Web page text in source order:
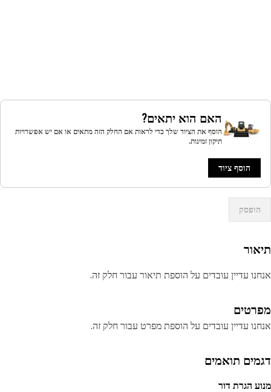
האם הוא יתאים?
הוסף את הציוד שלך כדי לראות אם החלק הזה מתאים או אם יש אפשרויות
תיקון זמינות.
הוסף ציוד
הופסק
עדיין עובדים על הוספת תיאור עבור חלק זה.
עדיין עובדים על הוספת מפרט עבור חלק זה.
תואמים
הגרת דור